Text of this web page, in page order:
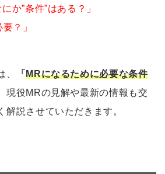
か”条件”はある？」
？」
、 「MRになるために必要な条件
現役MRの見解や最新の情報も交
解説させていただきます。